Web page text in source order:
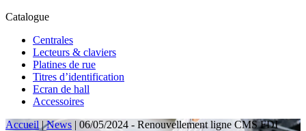
Catalogue
Centrales
Lecteurs & claviers
Platines de rue
Titres d’identification
Ecran de hall
Accessoires
Accueil |News | 06/05/2024 - Renouvellement ligne CMS FDI